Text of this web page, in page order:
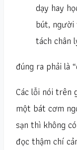
dạy hay
bút, người
tách chân
đúng ra phải là
Các lỗi nói trên
một bát cơm
sạn thì không
đọc thậm chí